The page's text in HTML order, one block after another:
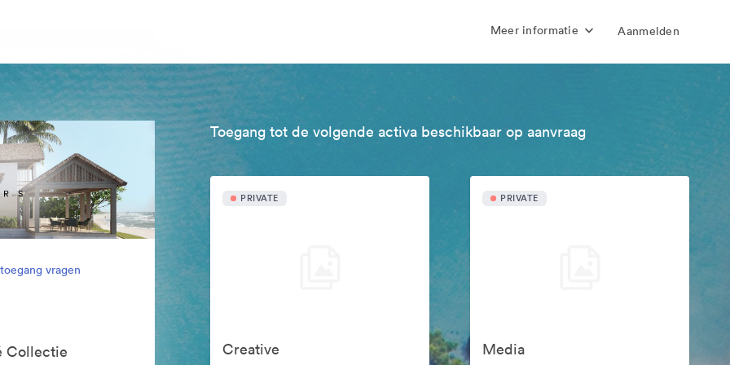
Meer informatie Aanmelden
vragen
Collectie
Toegang tot de volgende activa beschikbaar op aanvraag
PRIVATE
Creative
PRIVATE
Media